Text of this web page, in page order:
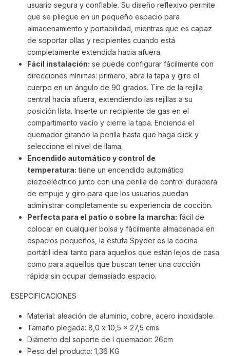
usuario segura y confiable. Su diseño reflexivo permite
que se pliegue en un pequeño espacio para
almacenamiento y portabilidad, mientras que es capaz
de soportar ollas y recipientes cuando está
completamente extendida hacia afuera.
Fácil instalación: se puede configurar fácilmente con
direcciones mínimas: primero, abra la tapa y gire el
cuerpo en un ángulo de 90 grados. Tire de la rejilla
central hacia afuera, extendiendo las rejillas a su
posición lista. Inserte un recipiente de gas en el
compartimento vacío y cierre la tapa. Encienda el
quemador girando la perilla hasta que haga click y
seleccione el nivel de llama.
Encendido automático y control de
temperatura: tiene un encendido automático
piezoeléctrico junto con una perilla de control duradera
de empuje y giro para que los usuarios puedan
administrar completamente su experiencia de cocción.
Perfecta para el patio o sobre la marcha: fácil de
colocar en cualquier bolsa y fácilmente almacenada en
espacios pequeños, la estufa Spyder es la cocina
portátil ideal tanto para aquellos que están lejos de casa
como para aquellos que buscan tener una cocción
rápida sin ocupar demasiado espacio.
ESEPCIFICACIONES
Material: aleación de aluminio, cobre, acero inoxidable.
Tamaño plegada: 8,0 x 10,5 x 27,5 cms
Diámetro del soporte de l quemador: 26cm
Peso del producto: 1,36 KG